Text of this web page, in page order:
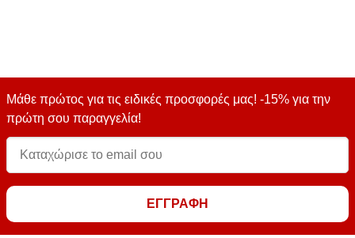
Μάθε πρώτος για τις ειδικές προσφορές μας! -15% για την
πρώτη σου παραγγελία!
ΕΓΓΡΑΦΗ